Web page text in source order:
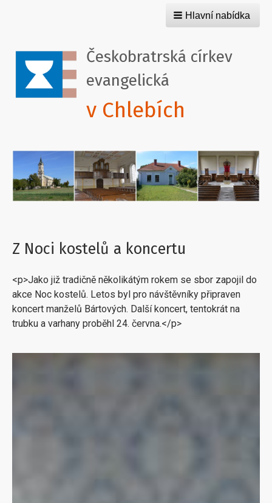
Hlavní nabídka
Českobratrská církev
evangelická
v Chlebích
Z Noci kostelů a koncertu
<p>Jako již tradičně několikátým rokem se sbor zapojil do
akce Noc kostelů. Letos byl pro návštěvníky připraven
koncert manželů Bártových. Další koncert, tentokrát na
trubku a varhany proběhl 24. června.</p>